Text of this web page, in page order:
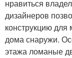
нравиться
дизайнеров
конструкцию
дома снаружи.
этажа ломаные